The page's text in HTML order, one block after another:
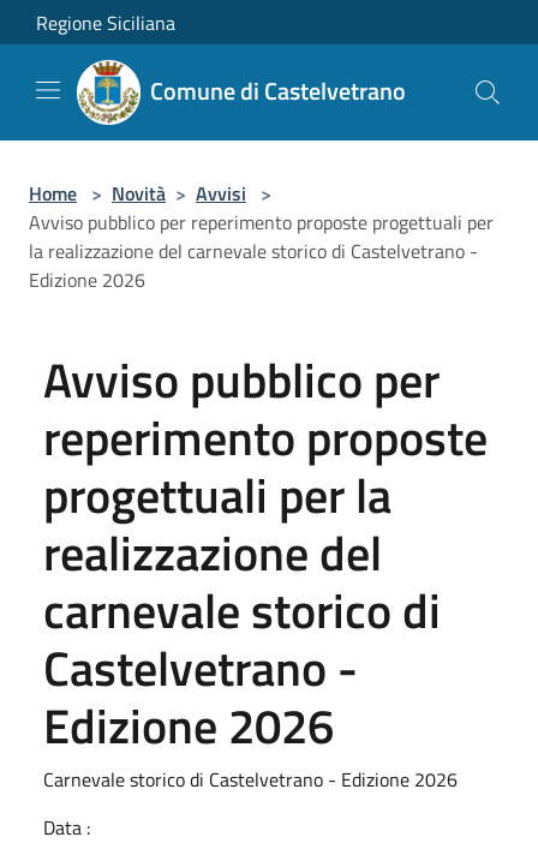
Salta al contenuto principale
Regione Siciliana
Comune di Castelvetrano
Home > Novità > Avvisi >
Avviso pubblico per reperimento proposte progettuali per
la realizzazione del carnevale storico di Castelvetrano -
Edizione 2026
Avviso pubblico per
reperimento proposte
progettuali per la
realizzazione del
carnevale storico di
Castelvetrano -
Edizione 2026
Carnevale storico di Castelvetrano - Edizione 2026
Data :